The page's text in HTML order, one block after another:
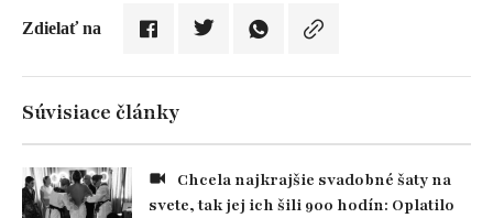
Zdielať na
Súvisiace články
svete, tak jej ich šili 900 hodín: Oplatilo